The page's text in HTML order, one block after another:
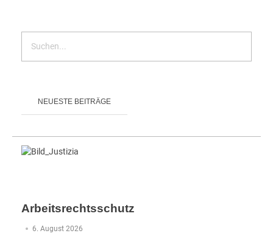
NEUESTE BEITRÄGE
Arbeitsrechtsschutz
6. August 2026